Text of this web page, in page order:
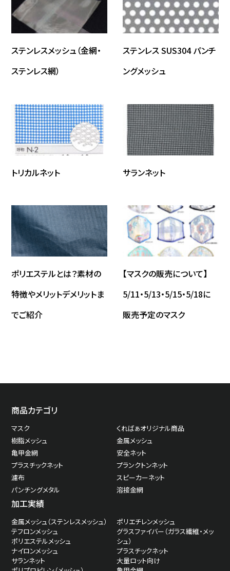
ステンレスメッシュ（金網・
ステンレス網）
ステンレス SUS304 パンチ
ングメッシュ
トリカルネット サランネット
ポリエステルとは？素材の
特徴やメリットデメリットま
でご紹介
【マスクの販売について】
5/11・5/13・5/15・5/18に
販売予定のマスク
商品カテゴリ
マスク
くればぁオリジナル商品
樹脂メッシュ
金属メッシュ
亀甲金網
安全ネット
プラスチックネット
プランクトンネット
濾布
スピーカーネット
パンチングメタル
溶接金網
加工実績
金属メッシュ（ステンレスメッシュ）
テフロンメッシュ
ポリエステルメッシュ
ナイロンメッシュ
サランネット
ポリエチレンメッシュ
グラスファイバー（ガラス繊維・メッ
シュ）
プラスチックネット
大量ロット向け